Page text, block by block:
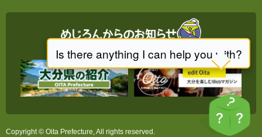
Copyright © Oita Prefecture, All rights reserved.